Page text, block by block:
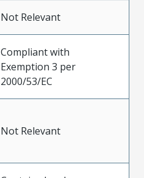
Not Relevant
Compliant with
Exemption 3 per
2000/53/EC
Not Relevant